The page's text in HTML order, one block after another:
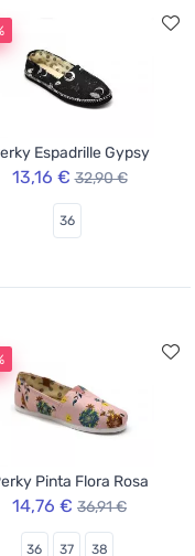
Espadrille Gypsy
13,16 € 32,90 €
36
Pinta Flora Rosa
14,76 € 36,91 €
36 37 38